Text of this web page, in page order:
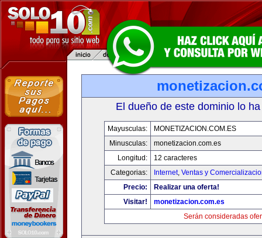
El dueño de este dominio lo
Mayusculas:
MONETIZACION.COM.ES
Minusculas:
monetizacion.com.es
Longitud:
12 caracteres
Categorias:
Internet, Ventas y
Precio:
Realizar una oferta!
Visitar!
monetizacion.com.es
Serán consideradas